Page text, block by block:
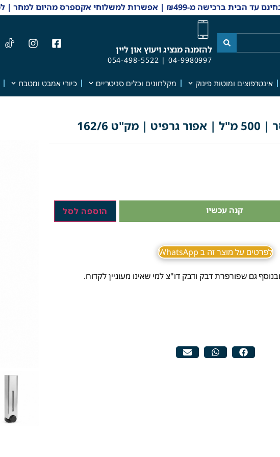
מ-₪499 | אפשרות למשלוחי אקספרס מהיום למחר | למענה אנושי והזמנות 04-9980997
להזמנה מנציג ויעוץ און ליין
04-9980997
|
054-498-5522
אינטרפוצים ומוטות פינוק מקלחונים וכלים סניטריים כיורי אמבט ומטבח
162/6
קנה עכשיו הוספה לסל
לפרטים על מוצר זה ב WhatsApp
גם שפורפרת דבק ודבק דו"צ למי שאינו מעוניין לקדוח.